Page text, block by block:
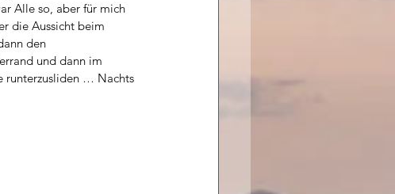
Alle so, aber für mich
die Aussicht beim
den
und dann im
runterzusliden … Nachts